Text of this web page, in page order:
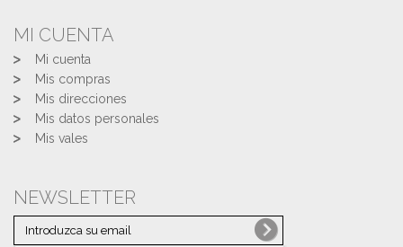
MI CUENTA
Mi cuenta
Mis compras
Mis direcciones
Mis datos personales
Mis vales
NEWSLETTER